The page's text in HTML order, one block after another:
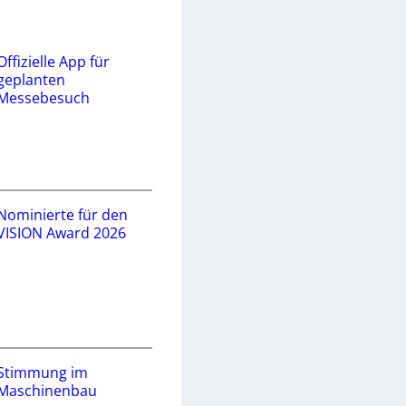
App für
für den
Award 2026
im